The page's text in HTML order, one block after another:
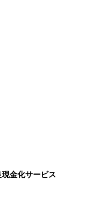
金化サービス